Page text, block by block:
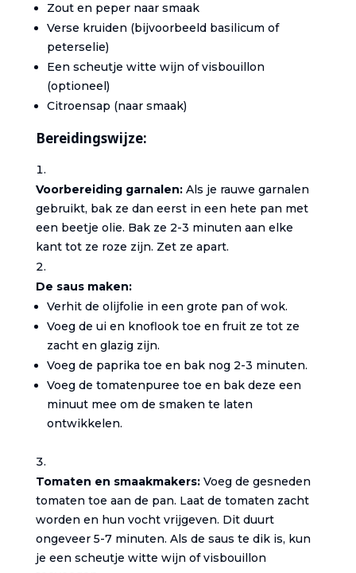
Zout en peper naar smaak
Verse kruiden (bijvoorbeeld basilicum of
peterselie)
Een scheutje witte wijn of visbouillon
(optioneel)
Citroensap (naar smaak)
Bereidingswijze:
Voorbereiding garnalen:Als je rauwe garnalen
gebruikt, bak ze dan eerst in een hete pan met
een beetje olie. Bak ze 2-3 minuten aan elke
kant tot ze roze zijn. Zet ze apart.
De saus maken:
Verhit de olijfolie in een grote pan of wok.
Voeg de ui en knoflook toe en fruit ze tot ze
zacht en glazig zijn.
Voeg de paprika toe en bak nog 2-3 minuten.
Voeg de tomatenpuree toe en bak deze een
minuut mee om de smaken te laten
ontwikkelen.
Tomaten en smaakmakers:Voeg de gesneden
tomaten toe aan de pan. Laat de tomaten zacht
worden en hun vocht vrijgeven. Dit duurt
ongeveer 5-7 minuten. Als de saus te dik is, kun
je een scheutje witte wijn of visbouillon